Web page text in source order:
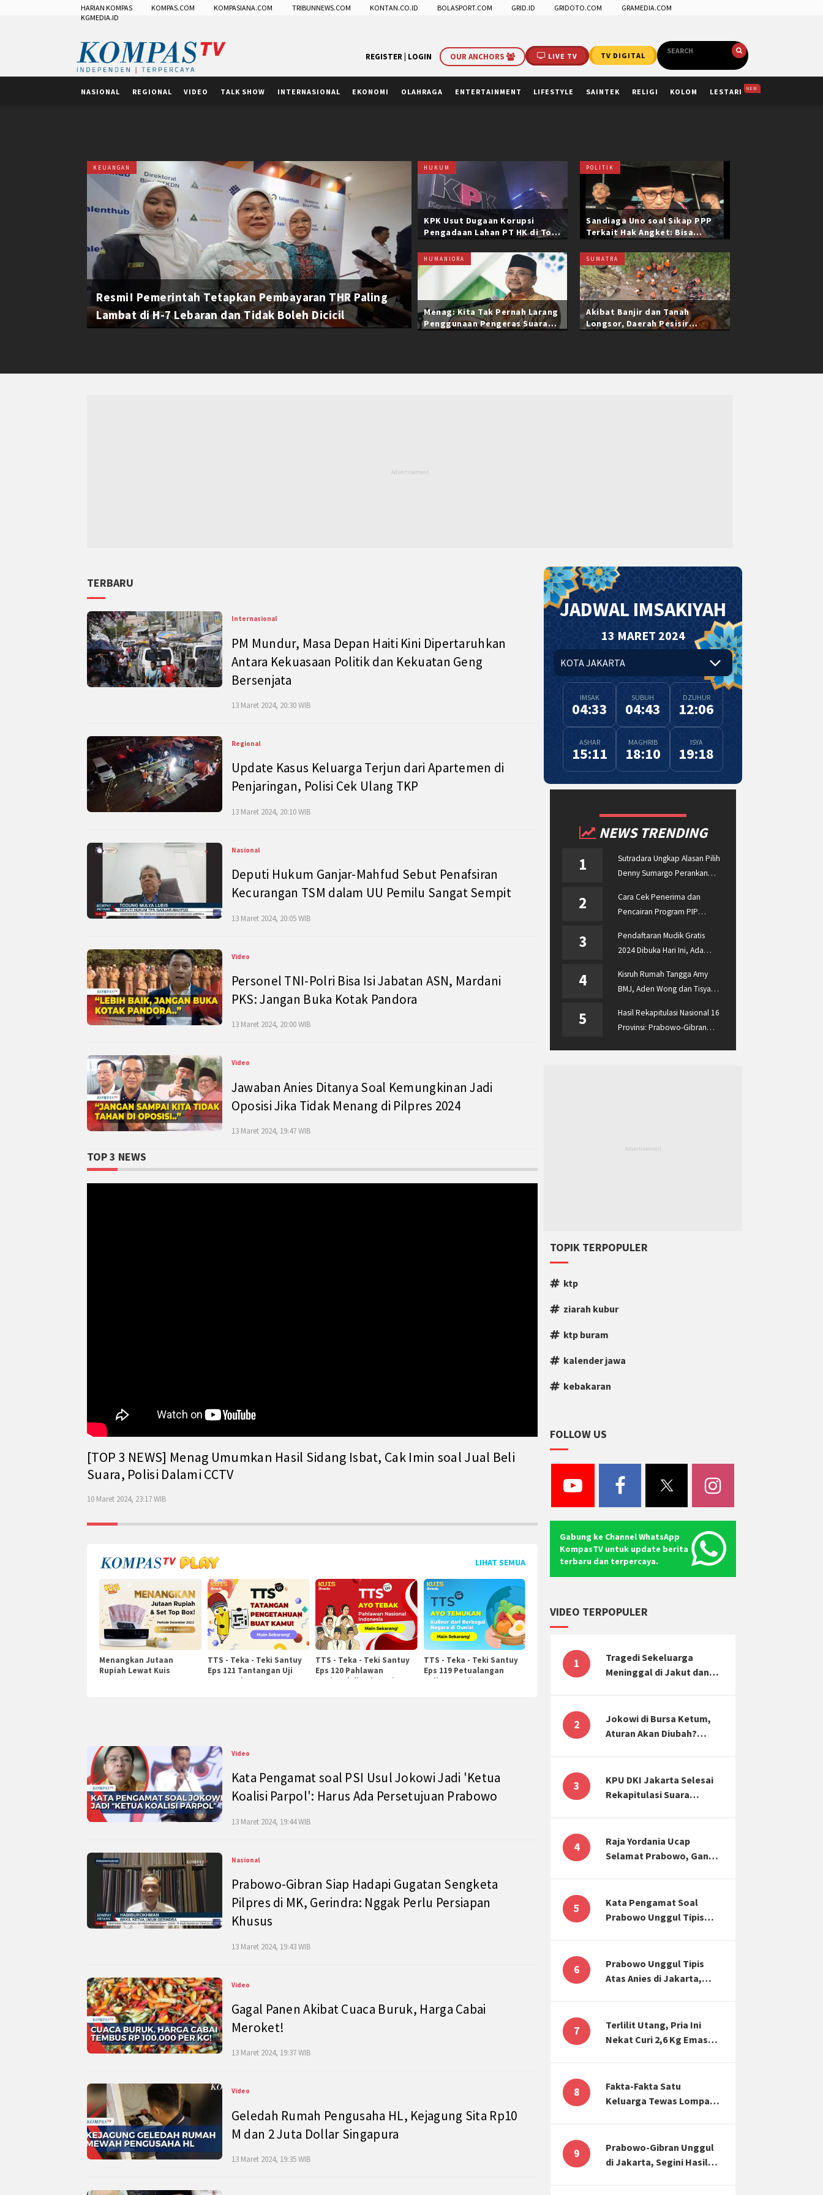
HARIAN KOMPAS KOMPAS.COM KOMPASIANA.COM TRIBUNNEWS.COM KONTAN.CO.ID BOLASPORT.COM GRID.ID GRIDOTO.COM
GRAMEDIA.COM
KGMEDIA.ID
LIVE TV TV DIGITAL
REGISTER | LOGIN OUR ANCHORS
NASIONAL REGIONAL VIDEO TALK SHOW INTERNASIONAL EKONOMI OLAHRAGA ENTERTAINMENT LIFESTYLE SAINTEK RELIGI KOLOM LESTARI NEW
KEUANGAN
Resmi! Pemerintah Tetapkan Pembayaran THR Paling
Lambat di H-7 Lebaran dan Tidak Boleh Dicicil
HUKUM
KPK Usut Dugaan Korupsi
Pengadaan Lahan PT HK di Tol
Belasan Miliar
POLITIK
Sandiaga Uno soal Sikap PPP
Terkait Hak Angket: Bisa
HUMANIORA
Menag: Kita Tak Pernah Larang
Penggunaan Pengeras Suara
SUMATRA
Akibat Banjir dan Tanah
Longsor, Daerah Pesisir
TERBARU
Internasional
PM Mundur, Masa Depan Haiti Kini Dipertaruhkan
Antara Kekuasaan Politik dan Kekuatan Geng
Bersenjata
13 Maret 2024, 20:30 WIB
Regional
Update Kasus Keluarga Terjun dari Apartemen di
Penjaringan, Polisi Cek Ulang TKP
13 Maret 2024, 20:10 WIB
Nasional
Deputi Hukum Ganjar-Mahfud Sebut Penafsiran
Kecurangan TSM dalam UU Pemilu Sangat Sempit
13 Maret 2024, 20:05 WIB
Video
Personel TNI-Polri Bisa Isi Jabatan ASN, Mardani
PKS: Jangan Buka Kotak Pandora
13 Maret 2024, 20:00 WIB
Video
Jawaban Anies Ditanya Soal Kemungkinan Jadi
Oposisi Jika Tidak Menang di Pilpres 2024
13 Maret 2024, 19:47 WIB
TOP 3 NEWS
[TOP 3 NEWS] Menag Umumkan Hasil Sidang Isbat, Cak Imin soal Jual Beli
Suara, Polisi Dalami CCTV
10 Maret 2024, 23:17 WIB
LIHAT SEMUA
Menangkan Jutaan
Rupiah Lewat Kuis
TTS - Teka - Teki Santuy
Eps 121 Tantangan Uji
Pengetahuan
TTS - Teka - Teki Santuy
Eps 120 Pahlawan
Nasional di Indonesia
TTS - Teka - Teki Santuy
Eps 119 Petualangan
Kuliner Dunia
Video
Kata Pengamat soal PSI Usul Jokowi Jadi 'Ketua
Koalisi Parpol': Harus Ada Persetujuan Prabowo
13 Maret 2024, 19:44 WIB
Nasional
Prabowo-Gibran Siap Hadapi Gugatan Sengketa
Pilpres di MK, Gerindra: Nggak Perlu Persiapan
Khusus
13 Maret 2024, 19:43 WIB
Video
Gagal Panen Akibat Cuaca Buruk, Harga Cabai
Meroket!
13 Maret 2024, 19:37 WIB
Video
Geledah Rumah Pengusaha HL, Kejagung Sita Rp10
M dan 2 Juta Dollar Singapura
13 Maret 2024, 19:35 WIB
JADWAL IMSAKIYAH
13 MARET 2024
IMSAK
04:33
SUBUH
04:43
DZUHUR
12:06
ASHAR
15:11
MAGHRIB
18:10
ISYA
19:18
NEWS TRENDING
1
Sutradara Ungkap Alasan Pilih
Denny Sumargo Perankan
2
Cara Cek Penerima dan
Pencairan Program PIP
pip.kemdikbud.go.id
3
Pendaftaran Mudik Gratis
2024 Dibuka Hari Ini, Ada
Jateng dan Dishub Jatim
4
Kisruh Rumah Tangga Amy
BMJ, Aden Wong dan Tisya
Malaysia dan Singapura
5
Hasil Rekapitulasi Nasional 16
Provinsi: Prabowo-Gibran
TOPIK TERPOPULER
ktp
ziarah kubur
ktp buram
kalender jawa
kebakaran
FOLLOW US
Gabung ke Channel WhatsApp
KompasTV untuk update berita
terbaru dan terpercaya.
VIDEO TERPOPULER
1
Tragedi Sekeluarga
Meninggal di Jakut dan
Mental-Finansial
2
Jokowi di Bursa Ketum,
Aturan Akan Diubah?
3
KPU DKI Jakarta Selesai
Rekapitulasi Suara
Ganjar
4
Raja Yordania Ucap
Selamat Prabowo, Ganjar
3 NEWS]
5
Kata Pengamat Soal
Prabowo Unggul Tipis
Effect
6
Prabowo Unggul Tipis
Atas Anies di Jakarta,
7
Terlilit Utang, Pria Ini
Nekat Curi 2,6 Kg Emas
8
Fakta-Fakta Satu
Keluarga Tewas Lompat
Kening
9
Prabowo-Gibran Unggul
di Jakarta, Segini Hasil